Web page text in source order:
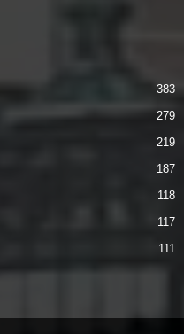
383
279
219
187
118
117
111